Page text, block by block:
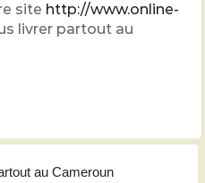
site http://www.online-
livrer partout au
au Cameroun